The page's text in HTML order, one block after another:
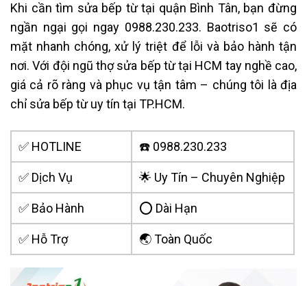
Khi cần tìm sửa bếp từ tại quận Bình Tân, bạn đừng
ngần ngại gọi ngay 0988.230.233. Baotriso1 sẽ có
mặt nhanh chóng, xử lý triệt để lỗi và bảo hành tận
nơi. Với đội ngũ thợ sửa bếp từ tại HCM tay nghề cao,
giá cả rõ ràng và phục vụ tận tâm – chúng tôi là địa
chỉ sửa bếp từ uy tín tại TP.HCM.
✅ HOTLINE ☎️ 0988.230.233
✅ Dịch Vụ 🌟 Uy Tín – Chuyên Nghiệp
✅ Bảo Hành ⭕ Dài Hạn
✅ Hỗ Trợ 🌏 Toàn Quốc